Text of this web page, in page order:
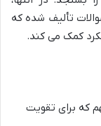
تألیف شده که
کمک می کند.
که برای تقویت